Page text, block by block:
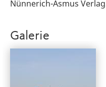
Nünnerich-Asmus
Galerie